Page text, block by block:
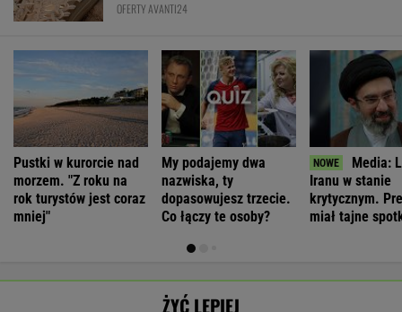
OFERTY AVANTI24
Pustki w kurorcie nad
morzem. "Z roku na
rok turystów jest coraz
mniej"
My podajemy dwa
nazwiska, ty
dopasowujesz trzecie.
Co łączy te osoby?
Media:
Iranu w stanie
krytycznym.
miał tajne
ŻYĆ LEPIEJ